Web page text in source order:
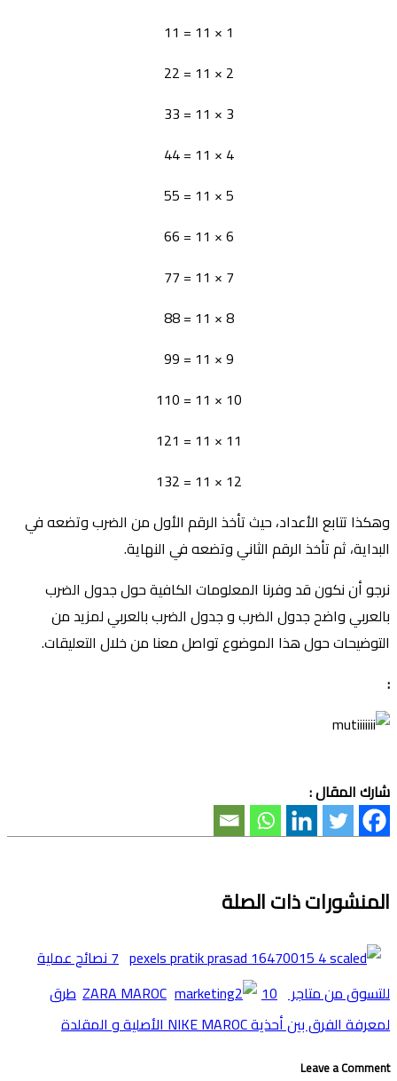
2 × 11 = 22
3 × 11 = 33
4 × 11 = 44
5 × 11 = 55
6 × 11 = 66
7 × 11 = 77
8 × 11 = 88
9 × 11 = 99
10 × 11 = 110
11 × 11 = 121
12 × 11 = 132
وهكذا تتابع الأعداد، حيث تأخذ الرقم الأول من الضرب وتضعه في
البداية، ثم تأخذ الرقم الثاني وتضعه في النهاية.
نرجو أن نكون قد وفرنا المعلومات الكافية حول جدول الضرب
بالعربي واضح جدول الضرب و جدول الضرب بالعربي لمزيد من
التوضيحات حول هذا الموضوع تواصل معنا من خلال التعليقات.
شارك المقال :
المنشورات ذات الصلة
7 نصائح عملية
للتسوق من متاجر ZARA MAROC
10طرق
لمعرفة الفرق بين أحذية NIKE MAROC اﻷصلية و المقلدة
Leave a Comment